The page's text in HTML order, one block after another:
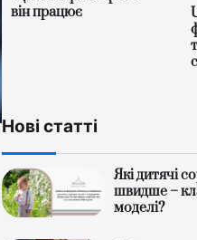
він працює
Нові статті
Які дитячі
швидше –
моделі?